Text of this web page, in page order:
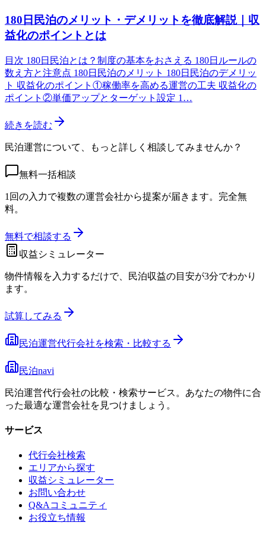
180日民泊のメリット・デメリットを徹底解説｜収
益化のポイントとは
目次 180日民泊とは？制度の基本をおさえる 180日ルールの
数え方と注意点 180日民泊のメリット 180日民泊のデメリッ
ト 収益化のポイント①稼働率を高める運営の工夫 収益化の
ポイント②単価アップとターゲット設定 1…
続きを読む
民泊運営について、もっと詳しく相談してみませんか？
無料一括相談
1回の入力で複数の運営会社から提案が届きます。完全無
料。
無料で相談する
収益シミュレーター
物件情報を入力するだけで、民泊収益の目安が3分でわかり
ます。
試算してみる
民泊運営代行会社を検索・比較する
民泊navi
民泊運営代行会社の比較・検索サービス。あなたの物件に合
った最適な運営会社を見つけましょう。
サービス
代行会社検索
エリアから探す
収益シミュレーター
お問い合わせ
Q&Aコミュニティ
お役立ち情報